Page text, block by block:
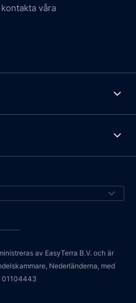
våra
av EasyTerra B.V. och är
Nederländerna, med
01104443